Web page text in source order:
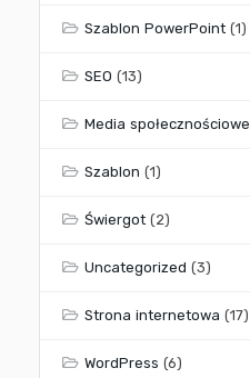
Szablon PowerPoint (1)
SEO (13)
Media społecznościowe
Szablon (1)
Świergot (2)
Uncategorized (3)
Strona internetowa (17)
WordPress (6)